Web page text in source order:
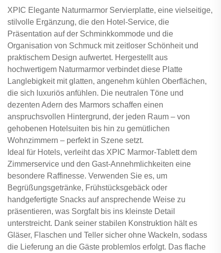
XPIC Elegante Naturmarmor Servierplatte, eine vielseitige,
stilvolle Ergänzung, die den Hotel-Service, die
Präsentation auf der Schminkkommode und die
Organisation von Schmuck mit zeitloser Schönheit und
praktischem Design aufwertet. Hergestellt aus
hochwertigem Naturmarmor verbindet diese Platte
Langlebigkeit mit glatten, angenehm kühlen Oberflächen,
die sich luxuriös anfühlen. Die neutralen Töne und
dezenten Adern des Marmors schaffen einen
anspruchsvollen Hintergrund, der jeden Raum – von
gehobenen Hotelsuiten bis hin zu gemütlichen
Wohnzimmern – perfekt in Szene setzt.
Ideal für Hotels, verleiht das XPIC Marmor-Tablett dem
Zimmerservice und den Gast-Annehmlichkeiten eine
besondere Raffinesse. Verwenden Sie es, um
Begrüßungsgetränke, Frühstücksgebäck oder
handgefertigte Snacks auf ansprechende Weise zu
präsentieren, was Sorgfalt bis ins kleinste Detail
unterstreicht. Dank seiner stabilen Konstruktion hält es
Gläser, Flaschen und Teller sicher ohne Wackeln, sodass
die Lieferung an die Gäste problemlos erfolgt. Das flache